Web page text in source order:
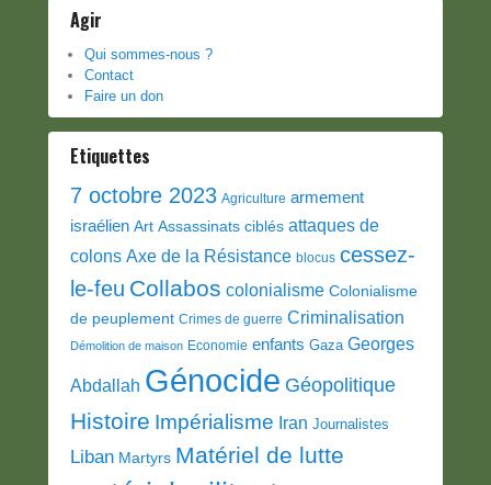
Agir
Qui sommes-nous ?
Contact
Faire un don
Etiquettes
7 octobre 2023 Agriculture armement
israélien Art Assassinats ciblés attaques de
colons Axe de la Résistance blocus cessez-
le-feu Collabos colonialisme Colonialisme
de peuplement Crimes de guerre Criminalisation
Démolition de maison Economie enfants Gaza Georges
Abdallah Génocide Géopolitique
Histoire Impérialisme Iran Journalistes
Liban Martyrs Matériel de lutte